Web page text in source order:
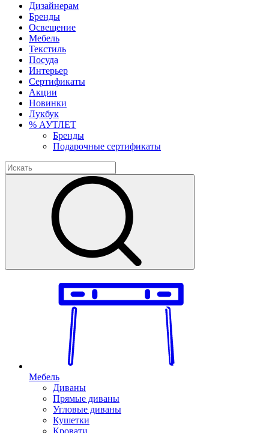
Дизайнерам
Бренды
Освещение
Мебель
Текстиль
Посуда
Интерьер
Сертификаты
Акции
Новинки
Лукбук
% АУТЛЕТ
Бренды
Подарочные сертификаты
Мебель
Диваны
Прямые диваны
Угловые диваны
Кушетки
Кровати